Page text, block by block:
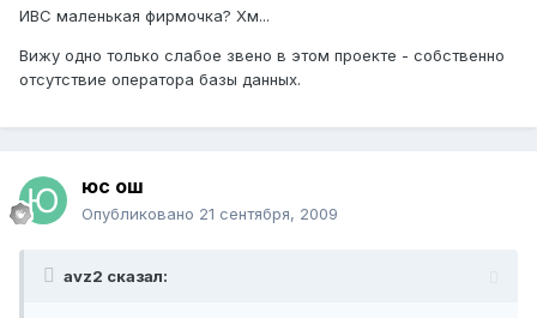
ИВС маленькая фирмочка? Хм...
Вижу одно только слабое звено в этом проекте - собственно
отсутствие оператора базы данных.
юс ош
Опубликовано 21 сентября, 2009
avz2 сказал: